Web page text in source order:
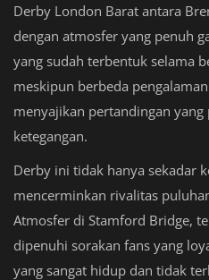
Derby London Barat antara
dengan atmosfer yang penuh
yang sudah terbentuk selama
meskipun berbeda
menyajikan pertandingan yang
ketegangan.
Derby ini tidak hanya sekadar
mencerminkan rivalitas
Atmosfer di Stamford Bridge,
dipenuhi sorakan fans yang
yang sangat hidup dan tidak